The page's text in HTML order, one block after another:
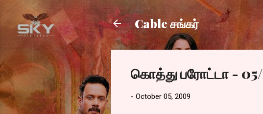
Cable சங்கர்
கொத்து பரோட்டா -
- October 05, 2009